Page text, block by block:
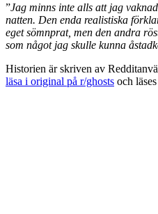
”Jag minns inte alls att jag
natten. Den enda realistiska
eget sömnprat, men den andra
som något jag skulle kunna
Historien är skriven av
läsa i original på r/ghosts och